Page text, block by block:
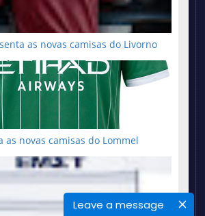
Leave a message
as novas camisas do Livorno
as novas camisas do Lommel